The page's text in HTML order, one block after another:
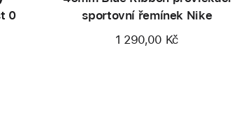
0
sportovní řemínek Nike
1 290,00 Kč